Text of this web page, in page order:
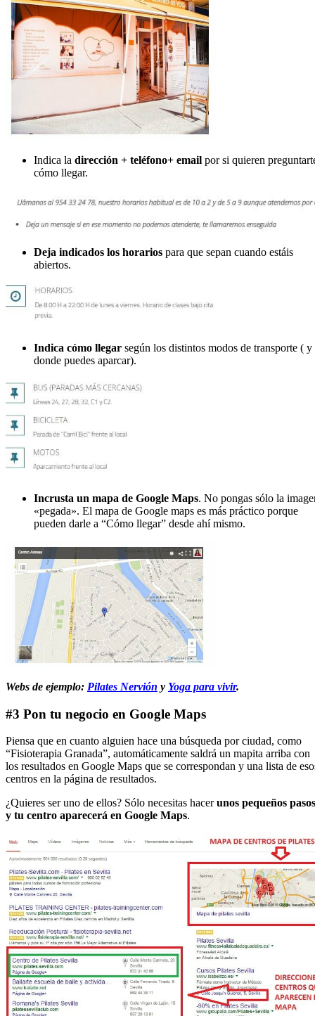
Indica la dirección + teléfono+ email por si quieren
cómo llegar.
Deja indicados los horarios para que sepan cuando estáis
abiertos.
Indica cómo llegar según los distintos modos de transporte ( y
donde puedes aparcar).
Incrusta un mapa de Google Maps. No pongas sólo la
«pegada». El mapa de Google maps es más práctico porque
pueden darle a “Cómo llegar” desde ahí mismo.
Webs de ejemplo: Pilates Nervión y Yoga para vivir.
#3 Pon tu negocio en Google Maps
Piensa que en cuanto alguien hace una búsqueda por ciudad, como
“Fisioterapia Granada”, automáticamente saldrá un mapita arriba con
los resultados en Google Maps que se correspondan y una lista de
centros en la página de resultados.
¿Quieres ser uno de ellos? Sólo necesitas hacerunos pequeños pasos
y tu centro aparecerá en Google Maps.